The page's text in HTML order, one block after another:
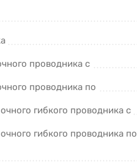
проводника с
проводника по
гибкого проводника с
гибкого проводника по